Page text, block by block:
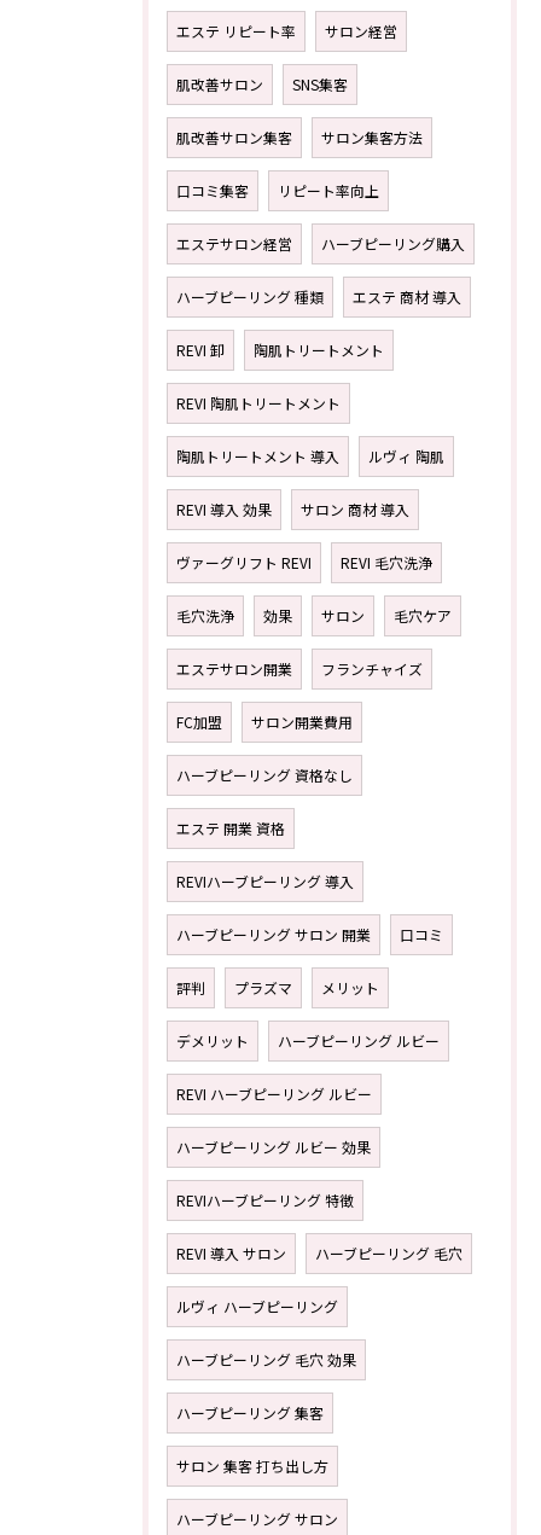
エステ リピート率 サロン経営
肌改善サロン SNS集客
肌改善サロン集客 サロン集客方法
口コミ集客 リピート率向上
エステサロン経営 ハーブピーリング購入
ハーブピーリング 種類 エステ 商材 導入
REVI 卸 陶肌トリートメント
REVI 陶肌トリートメント
陶肌トリートメント 導入 ルヴィ 陶肌
REVI 導入 効果 サロン 商材 導入
ヴァーグリフト REVI REVI 毛穴洗浄
毛穴洗浄 効果 サロン 毛穴ケア
エステサロン開業 フランチャイズ
FC加盟 サロン開業費用
ハーブピーリング 資格なし
エステ 開業 資格
REVIハーブピーリング 導入
ハーブピーリング サロン 開業 口コミ
評判 プラズマ メリット
デメリット ハーブピーリング ルビー
REVI ハーブピーリング ルビー
ハーブピーリング ルビー 効果
REVIハーブピーリング 特徴
REVI 導入 サロン ハーブピーリング 毛穴
ルヴィ ハーブピーリング
ハーブピーリング 毛穴 効果
ハーブピーリング 集客
サロン 集客 打ち出し方
ハーブピーリング サロン